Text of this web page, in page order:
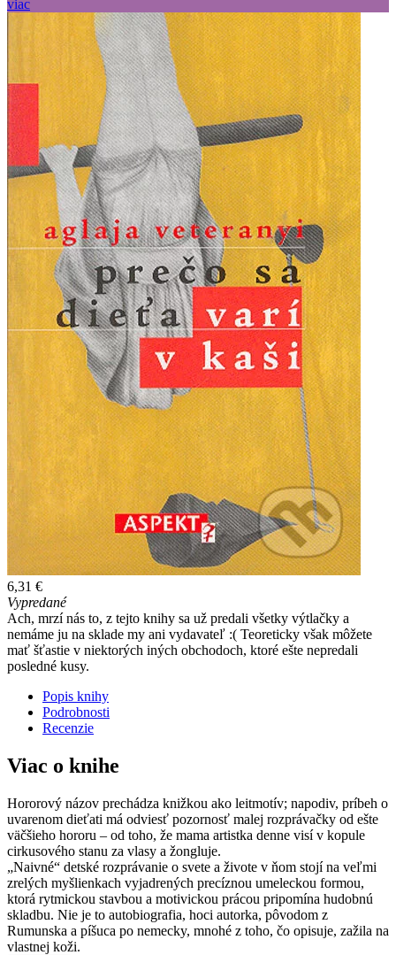
6,31 €
Vypredané
Ach, mrzí nás to, z tejto knihy sa už predali všetky výtlačky a
nemáme ju na sklade my ani vydavateľ :( Teoreticky však môžete
mať šťastie v niektorých iných obchodoch, ktoré ešte nepredali
posledné kusy.
Popis knihy
Podrobnosti
Recenzie
Viac o knihe
Hororový názov prechádza knižkou ako leitmotív; napodiv, príbeh o
uvarenom dieťati má odviesť pozornosť malej rozprávačky od ešte
väčšieho hororu – od toho, že mama artistka denne visí v kopule
cirkusového stanu za vlasy a žongluje.
„Naivné“ detské rozprávanie o svete a živote v ňom stojí na veľmi
zrelých myšlienkach vyjadrených precíznou umeleckou formou,
ktorá rytmickou stavbou a motivickou prácou pripomína hudobnú
skladbu. Nie je to autobiografia, hoci autorka, pôvodom z
Rumunska a píšuca po nemecky, mnohé z toho, čo opisuje, zažila na
vlastnej koži.